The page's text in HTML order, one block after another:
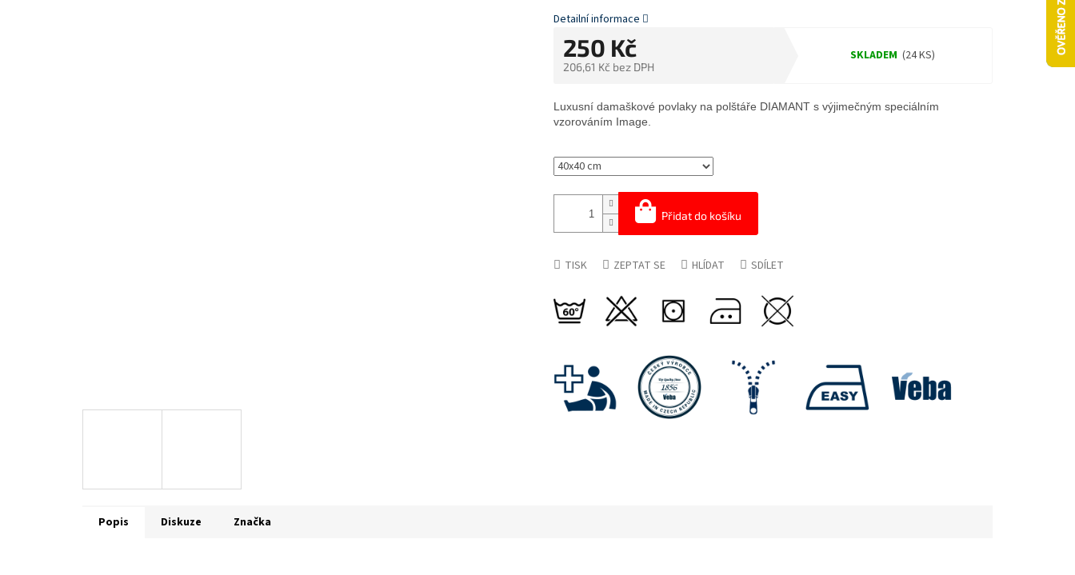
PRODUKTU
0,0250 Kč
206,61 Kč bez DPH
SKLADEM (24 KS)
Přidat do košíku
Luxusní damaškové povlaky na polštáře DIAMANT s výjimečným speciálním
vzorováním Image.
Detailní informace
TISK ZEPTAT SE HLÍDAT SDÍLET
Popis Diskuze Značka